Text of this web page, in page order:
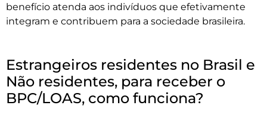
benefício atenda aos indivíduos que efetivamente
integram e contribuem para a sociedade brasileira.
Estrangeiros residentes no Brasil e
Não residentes, para receber o
BPC/LOAS, como funciona?